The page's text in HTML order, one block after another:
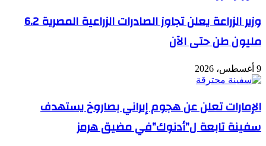
وزير الزراعة يعلن تجاوز الصادرات الزراعية المصرية 6.2
مليون طن حتى الآن
9 أغسطس، 2026
الإمارات تعلن عن هجوم إيراني بصاروخ يستهدف
سفينة تابعة ل”أدنوك”في مضيق هرمز